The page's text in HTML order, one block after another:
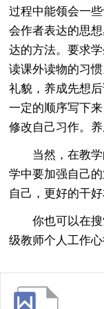
过程中能领会一
会作者表达的思
达的方法。要求
读课外读物的习
礼貌，养成先想
一定的顺序写下
修改自己习作。
当然，在教
学中要加强自己
自己，更好的干好
你也可以在
级教师个人工作心